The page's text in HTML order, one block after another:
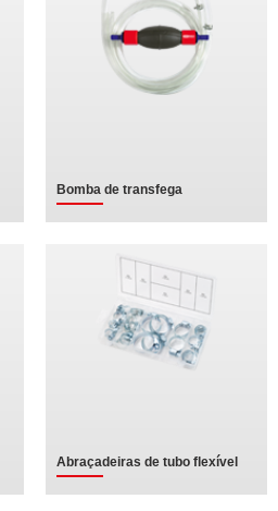
Bomba de transfega
Abraçadeiras de tubo flexível